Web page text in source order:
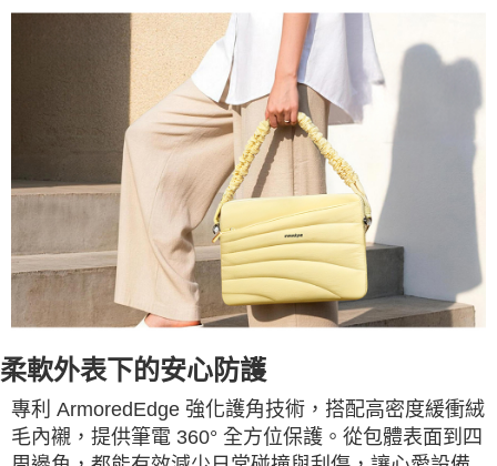
柔軟外表下的安心防護
專利 ArmoredEdge 強化護角技術，搭配高密度緩衝絨
毛內襯，提供筆電 360° 全方位保護。從包體表面到四